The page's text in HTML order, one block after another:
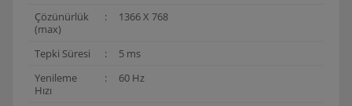
Çözünürlük
(max)
: 1366 X 768
Tepki Süresi :
5 ms
Yenileme
Hızı
: 60 Hz